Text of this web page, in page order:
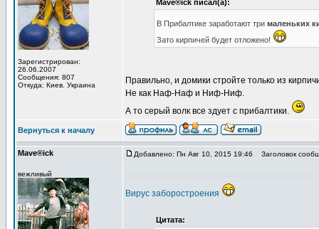
Зарегистрирован:
26.06.2007
Сообщения: 807
Откуда: Киев. Украина
Mave®ick писал(а):
В Прибалтике заработают три маленьких
Зато кирпичей будет отложено!
Правильно, и домики стройте только из
Не как Наф-Наф и Ниф-Ниф.
А то серый волк все здует с прибалтики.
Вернуться к началу
Mave®ick
вежливый
Добавлено: Пн Авг 10, 2015 19:46 Заголовок
Вирус заборостроения
Цитата: